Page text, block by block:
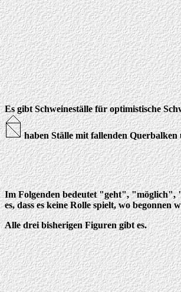
Es gibt Schweineställe für optimistische
haben Ställe mit fallenden Querbalken
Im Folgenden bedeutet "geht", "möglich",
es, dass es keine Rolle spielt, wo begonnen
Alle drei bisherigen Figuren gibt es.